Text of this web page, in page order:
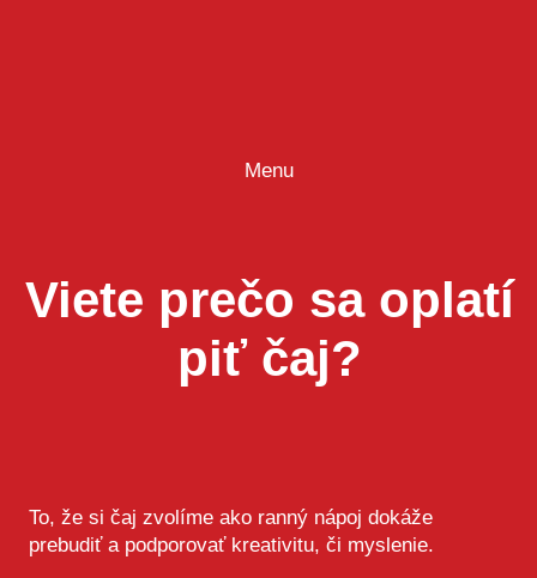
Menu
Viete prečo sa oplatí
piť čaj?
To, že si čaj zvolíme ako ranný nápoj dokáže
prebudiť a podporovať kreativitu, či myslenie.